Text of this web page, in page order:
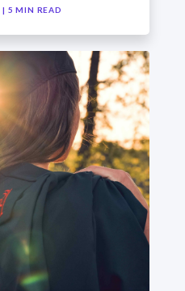
| 5 MIN READ